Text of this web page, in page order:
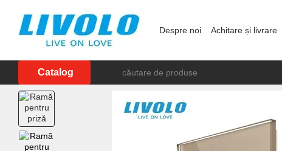
Despre noi Achitare și livrare
Catalog